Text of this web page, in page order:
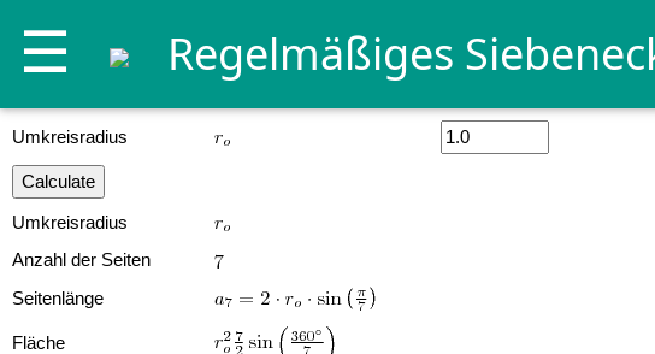
☰ Regelmäßiges
Umkreisradius
Umkreisradius
Anzahl der Seiten
Seitenlänge
Fläche